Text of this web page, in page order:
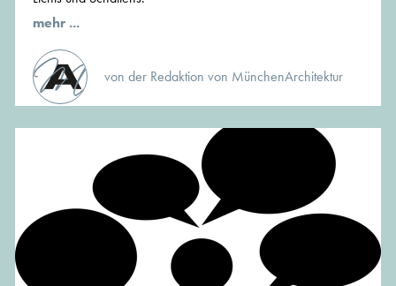
mehr ...
von der Redaktion von MünchenArchitektur